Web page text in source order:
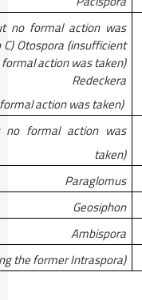
no formal action was
Otospora (insufficient
action was taken)
Redeckera
Tricispora (insufficient evidence, but no formal action was taken)
no formal action was
taken)
Paraglomus
Geosiphon
Ambispora
the former Intraspora)